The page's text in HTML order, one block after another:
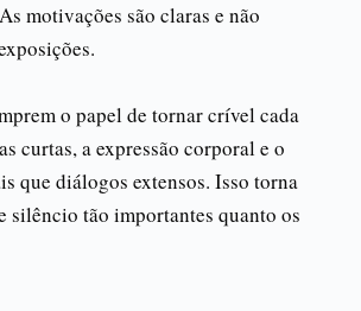
motivações são claras e não
o papel de tornar crível cada
curtas, a expressão corporal e o
que diálogos extensos. Isso torna
silêncio tão importantes quanto os